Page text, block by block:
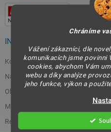
Chráníme
Vážení zákazníci, dle
komunikacích jsme povinni
cookies, abychom Vám
webu a díky analýze
jeho funkce, výkon a
INFORMACE PRO VÁS
Kontakty
Napište nám
Obchodní podmínky
Moje objednávka
Reklamace a vrácení zboží